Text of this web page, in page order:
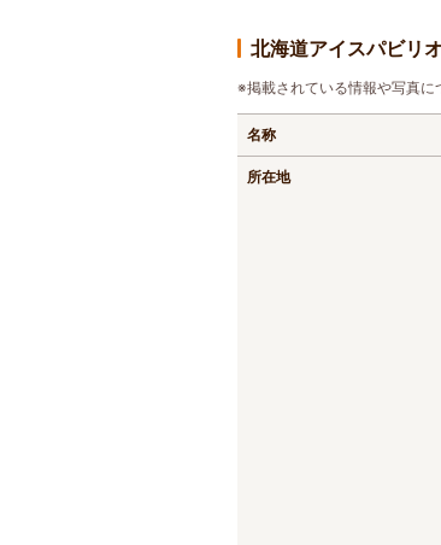
北海道アイスパビリ
※掲載されている情報や写真に
名称
所在地